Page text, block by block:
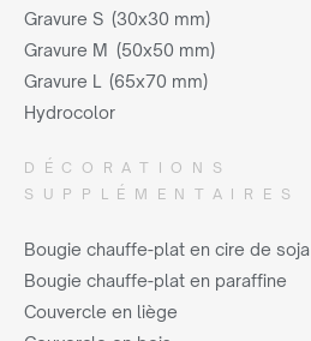
Gravure S (30x30 mm)
Gravure M (50x50 mm)
Gravure L (65x70 mm)
Hydrocolor
DÉCORATIONS
SUPPLÉMENTAIRES
Bougie chauffe-plat en cire de soja
Bougie chauffe-plat en paraffine
Couvercle en liège